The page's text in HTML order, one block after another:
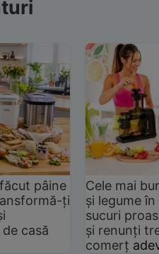
pâine
ți
casă
Cele mai
și legume
sucuri
și renunți
comerț